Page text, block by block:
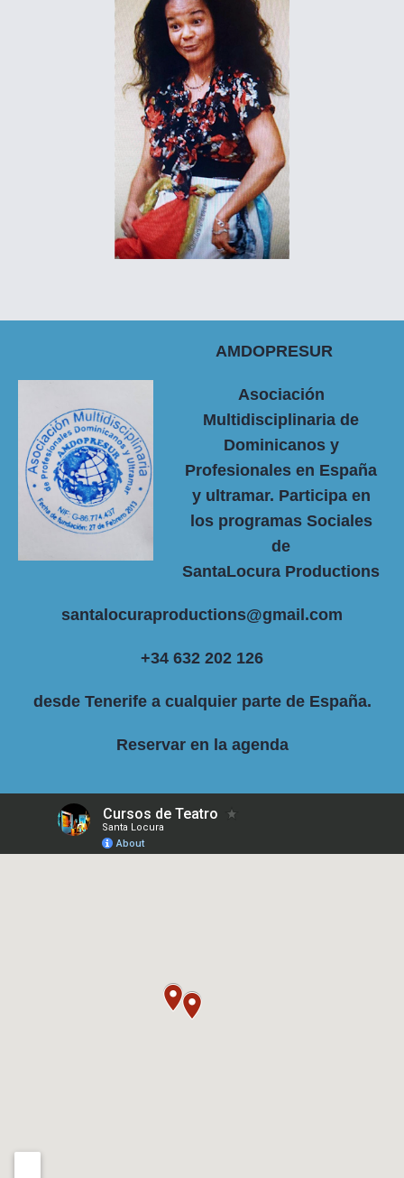
AMDOPRESUR
Asociación
Multidisciplinaria de
Dominicanos y
Profesionales en España
y ultramar. Participa en
los programas Sociales
de
SantaLocura Productions
santalocuraproductions@gmail.com
+34 632 202 126
desde Tenerife a cualquier parte de España.
Reservar en la agenda